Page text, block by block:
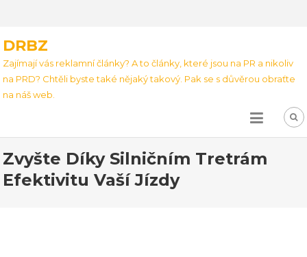
DRBZ
Zajímají vás reklamní články? A to články, které jsou na PR a nikoliv
na PRD? Chtěli byste také nějaký takový. Pak se s důvěrou obraťte
na náš web.
Zvyšte Díky Silničním Tretrám
Efektivitu Vaší Jízdy